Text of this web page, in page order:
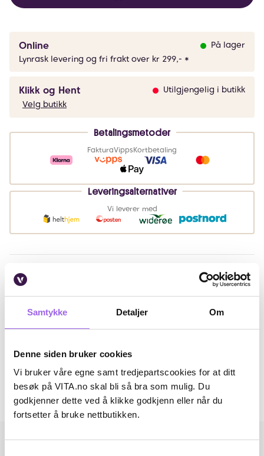
Samtykke Detaljer Om
Denne siden bruker cookies
Vi bruker våre egne samt tredjepartscookies for at ditt
besøk på VITA.no skal bli så bra som mulig. Du
godkjenner dette ved å klikke godkjenn eller når du
fortsetter å bruke nettbutikken.
Online
På lager
Lynrask levering og fri frakt over kr 299,- *
Klikk og Hent
Utilgjengelig i butikk
Velg butikk
Betalingsmetoder
FakturaVippsKortbetaling
Leveringsalternativer
Vi leverer med
Bruk
Artikkelnummer: 251106037
Omtaler
Andre har også kjøpt..